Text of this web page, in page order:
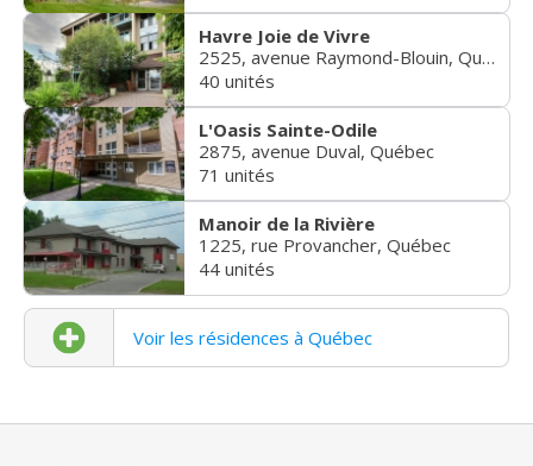
Havre Joie de Vivre
2525, avenue Raymond-Blouin, Québec
40 unités
L'Oasis Sainte-Odile
2875, avenue Duval, Québec
71 unités
Manoir de la Rivière
1225, rue Provancher, Québec
44 unités
Voir les résidences à Québec